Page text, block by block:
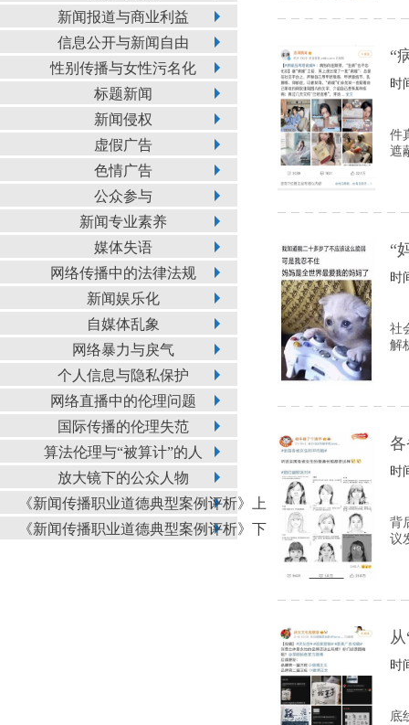
新闻报道与商业利益
信息公开与新闻自由
性别传播与女性污名化
标题新闻
新闻侵权
虚假广告
色情广告
公众参与
新闻专业素养
媒体失语
网络传播中的法律法规
新闻娱乐化
自媒体乱象
网络暴力与戾气
个人信息与隐私保护
网络直播中的伦理问题
国际传播的伦理失范
算法伦理与“被算计”的人
放大镜下的公众人物
《新闻传播职业道德典型案例评析》上
《新闻传播职业道德典型案例评析》下
“
时
件
遮
“
时
社
解
时
背
议
时
底